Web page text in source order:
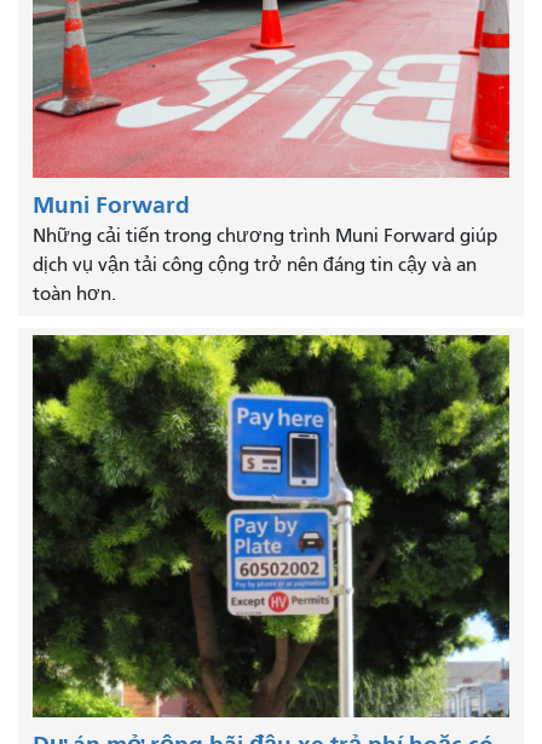
Muni Forward
Những cải tiến trong chương trình Muni Forward giúp
dịch vụ vận tải công cộng trở nên đáng tin cậy và an
toàn hơn.